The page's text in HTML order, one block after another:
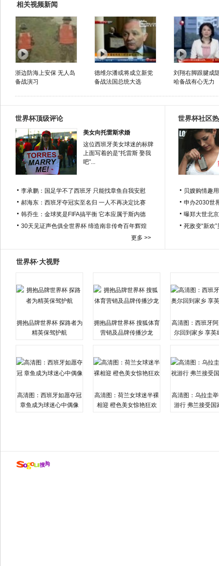
相关视频新闻
浙边防海上安保 无人岛
备战演习
德维尔潘或将成立新党
备战法国总统大选
刘翔右脚跟腱成
哈备战有心无力
世界杯顶级评论
美女向托雷斯求婚
这位西班牙美女球迷的标牌
上面写着的是“托雷斯 娶我
吧”...
李承鹏：国足学不了西班牙 只能找章鱼自我安慰
郝海东：西班牙夺冠实至名归 一人不再决定比赛
韩乔生：金球奖是FIFA搞平衡 它本应属于斯内德
30天见证声色俱全世界杯 缔造南非传奇百年辉煌
更多 >>
世界杯社区
贝嫂购情趣
申办2030世
曝郑大世北
死敌变“新欢
世界杯·大视野
拥抱品牌世界杯 探路者为
精英保驾护航
拥抱品牌世界杯 搜狐体育
营销及品牌传播沙龙
高清图：西班牙
尔回到家乡 享英
高清图：西班牙如愿夺冠
章鱼成为球迷心中偶像
高清图：荷兰女球迷半裸
相迎 橙色美女惊艳狂欢
高清图：乌拉圭
游行 弗兰接受国